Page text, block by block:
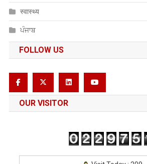
स्वास्थ्य
ਪੰਜਾਬ
FOLLOW US
OUR VISITOR